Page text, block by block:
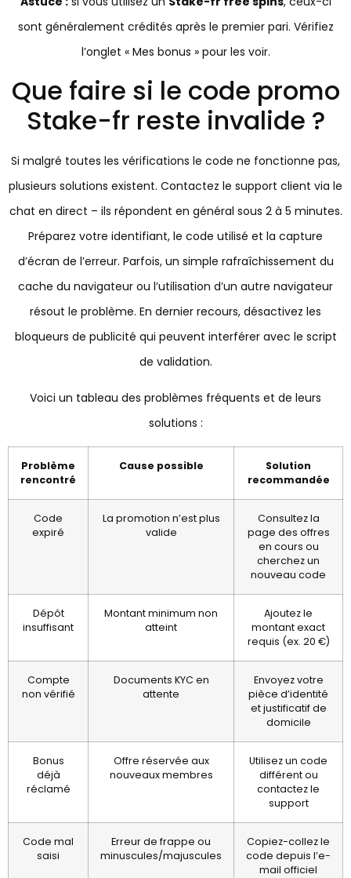
sont généralement crédités après le premier pari. Vérifiez
l’onglet « Mes bonus » pour les voir.
Que faire si le code promo
Stake-fr reste invalide ?
Si malgré toutes les vérifications le code ne fonctionne pas,
plusieurs solutions existent. Contactez le support client via le
chat en direct – ils répondent en général sous 2 à 5 minutes.
Préparez votre identifiant, le code utilisé et la capture
d’écran de l’erreur. Parfois, un simple rafraîchissement du
cache du navigateur ou l’utilisation d’un autre navigateur
résout le problème. En dernier recours, désactivez les
bloqueurs de publicité qui peuvent interférer avec le script
de validation.
Voici un tableau des problèmes fréquents et de leurs
solutions :
Problème
rencontré
Cause possible
Solution
recommandée
Code
expiré
La promotion n’est plus
valide
Consultez la
page des offres
en cours ou
cherchez un
nouveau code
Dépôt
insuffisant
Montant minimum non
atteint
Ajoutez le
montant exact
requis (ex. 20 €)
Compte
non vérifié
Documents KYC en
attente
Envoyez votre
pièce d’identité
et justificatif de
domicile
Bonus
déjà
réclamé
Offre réservée aux
nouveaux membres
Utilisez un code
différent ou
contactez le
support
Code mal
saisi
Erreur de frappe ou
minuscules/majuscules
Copiez-collez le
code depuis l’e-
mail officiel